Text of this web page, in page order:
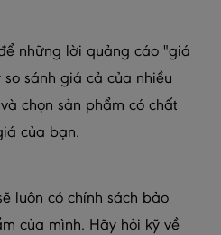
những lời quảng cáo "giá
sánh giá cả của nhiều
chọn sản phẩm có chất
của bạn.
luôn có chính sách bảo
của mình. Hãy hỏi kỹ về